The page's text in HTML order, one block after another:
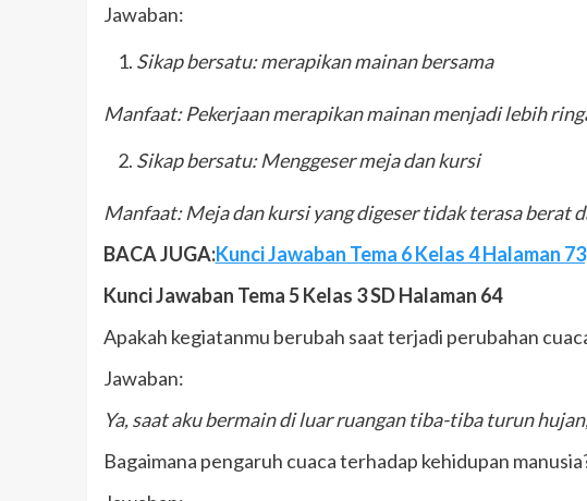
Jawaban:
Sikap bersatu: merapikan mainan bersama
Manfaat: Pekerjaan merapikan mainan menjadi lebih
Sikap bersatu: Menggeser meja dan kursi
Manfaat: Meja dan kursi yang digeser tidak terasa berat
BACA JUGA:Kunci Jawaban Tema 6 Kelas 4 Halaman
Kunci Jawaban Tema 5 Kelas 3 SD Halaman 64
Apakah kegiatanmu berubah saat terjadi perubahan
Jawaban:
Ya, saat aku bermain di luar ruangan tiba-tiba turun
Bagaimana pengaruh cuaca terhadap kehidupan